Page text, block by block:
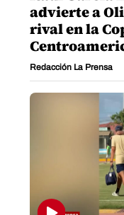
advierte a
rival en la
Redacción La Prensa